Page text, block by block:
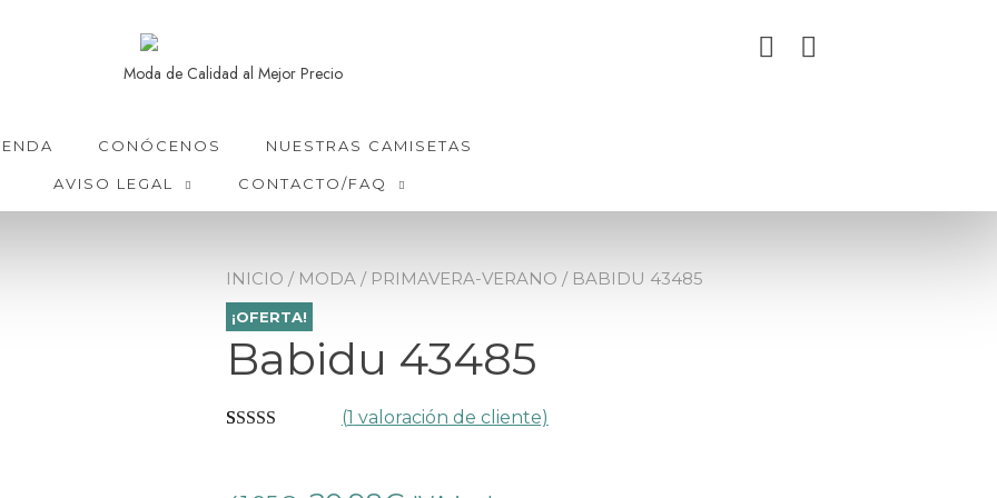
Moda de Calidad al Mejor Precio
CONÓCENOS NUESTRAS CAMISETAS
AVISO LEGAL CONTACTO/FAQ
INICIO / MODA / PRIMAVERA-VERANO / BABIDU 43485
¡OFERTA!
Babidu 43485
(1 valoración de cliente)